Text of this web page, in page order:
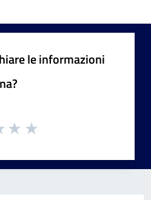
le informazioni